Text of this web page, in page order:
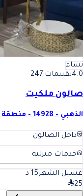
نساء
4.0تقييمات 247
صالون ملكيت
الذهبي - 14928 - منطقة الرياض - Saudi Arabia
داخل الصالون
خدمات منزلية
غسيل الشعر15 د
25